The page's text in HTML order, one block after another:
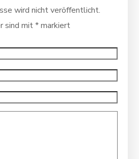
wird nicht veröffentlicht.
sind mit*markiert